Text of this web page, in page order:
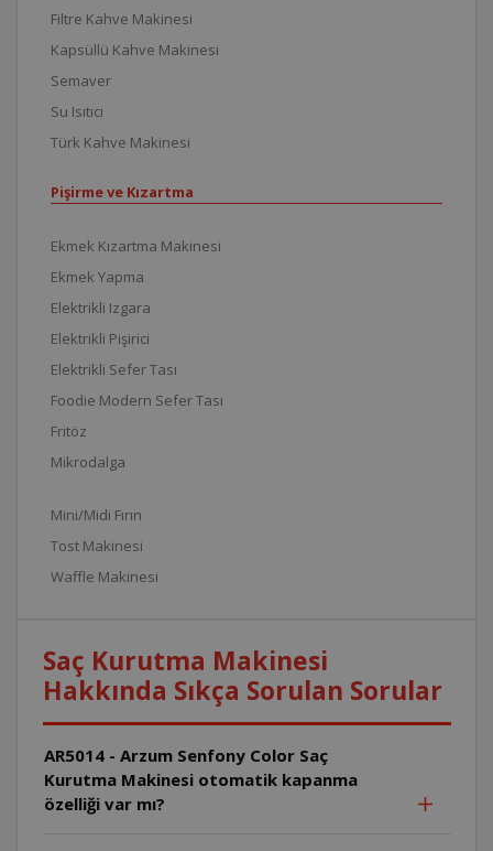
Filtre Kahve Makinesi
Kapsüllü Kahve Makinesi
Semaver
Su Isıtıcı
Türk Kahve Makinesi
Pişirme ve Kızartma
Ekmek Kızartma Makinesi
Ekmek Yapma
Elektrikli Izgara
Elektrikli Pişirici
Elektrikli Sefer Tası
Foodie Modern Sefer Tası
Fritöz
Mikrodalga
Mini/Midi Fırın
Tost Makinesi
Waffle Makinesi
Saç Kurutma Makinesi
Hakkında Sıkça Sorulan Sorular
AR5014 - Arzum Senfony Color Saç
Kurutma Makinesi otomatik kapanma
özelliği var mı?